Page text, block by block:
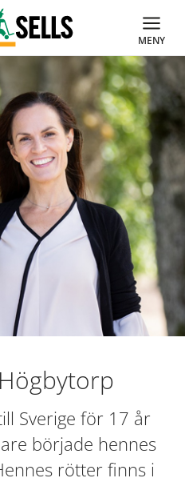
MENY
Sverige för 17 år
började hennes
rötter finns i